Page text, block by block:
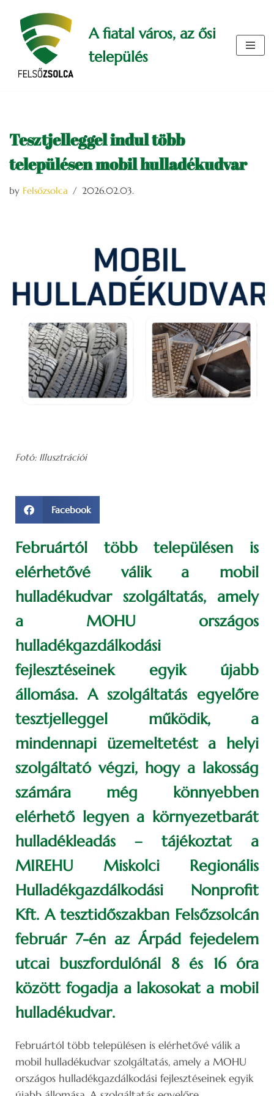
Skip
content
A fiatal város, az ősi
település
Tesztjelleggel indul több
településen mobil hulladékudvar
by Felsőzsolca 2026.02.03.
Fotó: Illusztrációi
Facebook
Februártól több településen is
elérhetővé válik a mobil
hulladékudvar szolgáltatás, amely
a MOHU országos
hulladékgazdálkodási
fejlesztéseinek egyik újabb
állomása. A szolgáltatás egyelőre
tesztjelleggel működik, a
mindennapi üzemeltetést a helyi
szolgáltató végzi, hogy a lakosság
számára még könnyebben
elérhető legyen a környezetbarát
hulladékleadás – tájékoztat a
MIREHU Miskolci Regionális
Hulladékgazdálkodási Nonprofit
Kft. A tesztidőszakban Felsőzsolcán
február 7-én az Árpád fejedelem
utcai buszfordulónál 8 és 16 óra
között fogadja a lakosokat a mobil
hulladékudvar.
Februártól több településen is elérhetővé válik a
mobil hulladékudvar szolgáltatás, amely a MOHU
országos hulladékgazdálkodási fejlesztéseinek egyik